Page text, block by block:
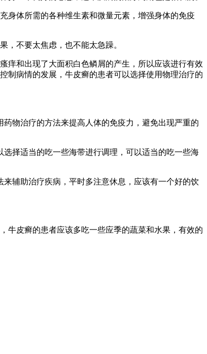
身体所需的各种维生素和微量元素，增强身体的免疫
，不要太焦虑，也不能太急躁。
痒和出现了大面积白色鳞屑的产生，所以应该进行有效
制病情的发展，牛皮癣的患者可以选择使用物理治疗的
物治疗的方法来提高人体的免疫力，避免出现严重的
择适当的吃一些海带进行调理，可以适当的吃一些海
辅助治疗疾病，平时多注意休息，应该有一个好的饮
牛皮癣的患者应该多吃一些应季的蔬菜和水果，有效的